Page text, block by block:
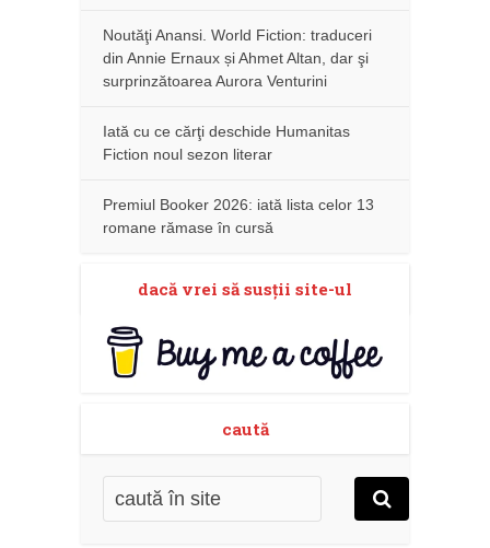
Noutăţi Anansi. World Fiction: traduceri
din Annie Ernaux și Ahmet Altan, dar şi
surprinzătoarea Aurora Venturini
Iată cu ce cărţi deschide Humanitas
Fiction noul sezon literar
Premiul Booker 2026: iată lista celor 13
romane rămase în cursă
dacă vrei să susţii site-ul
caută